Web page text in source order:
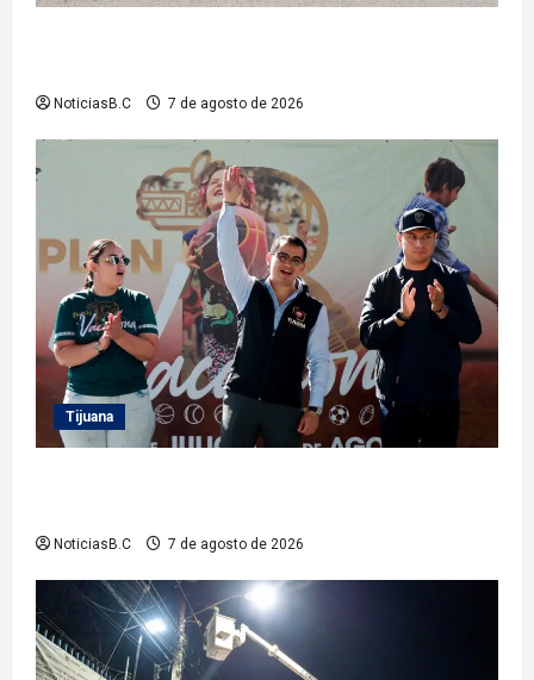
NoticiasB.C 7 de agosto de 2026
Tijuana
NoticiasB.C 7 de agosto de 2026